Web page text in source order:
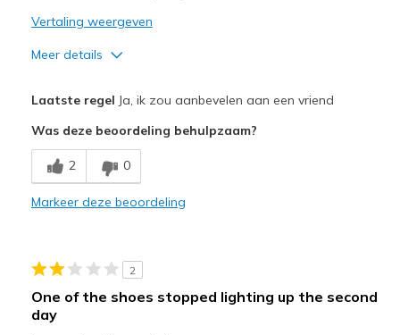
Vertaling weergeven
Meer details
Breathe Well
Comfortable
Beste toepassingen
Casual Wear
Laatste regel Ja, ik zou aanbevelen aan een vriend
Was deze beoordeling behulpzaam?
2 0
Markeer deze beoordeling
2
One of the shoes stopped lighting up the second
day